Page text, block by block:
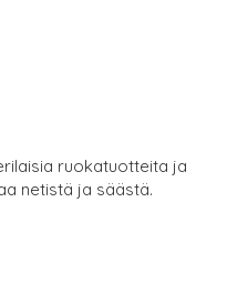
ruokatuotteita ja
netistä ja säästä.